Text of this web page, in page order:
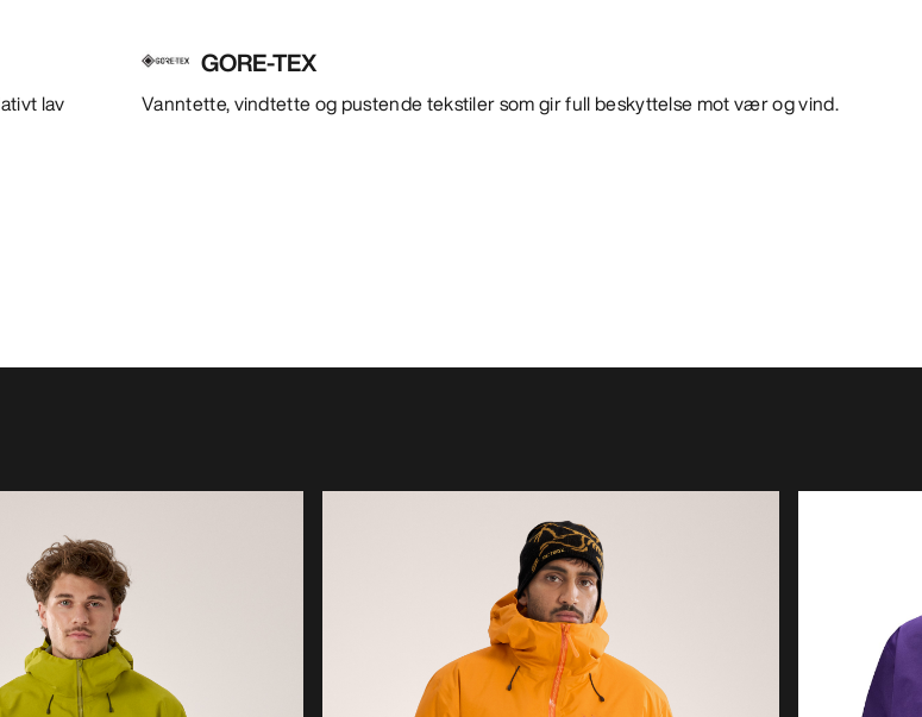
lav
GORE-TEX
Vanntette, vindtette og pustende tekstiler som gir full beskyttelse mot vær og vind.